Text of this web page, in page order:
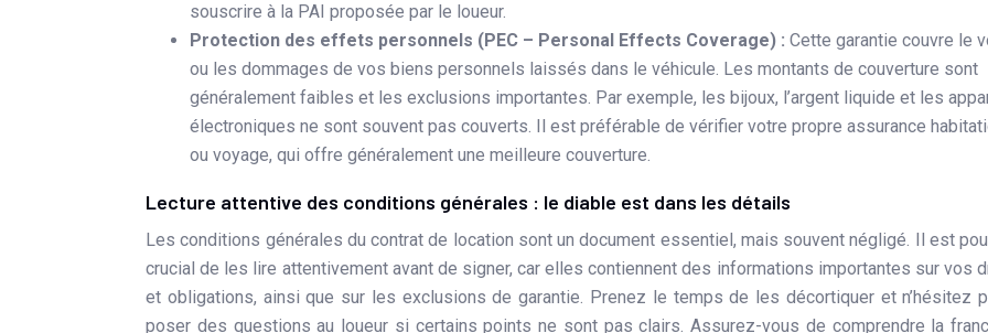
souscrire à la PAI proposée par le loueur.
Protection des effets personnels (PEC – Personal Effects Coverage) : Cette garantie couvre le
ou les dommages de vos biens personnels laissés dans le véhicule. Les montants de couverture sont
généralement faibles et les exclusions importantes. Par exemple, les bijoux, l’argent liquide et les
électroniques ne sont souvent pas couverts. Il est préférable de vérifier votre propre assurance
ou voyage, qui offre généralement une meilleure couverture.
Lecture attentive des conditions générales : le diable est dans les détails
Les conditions générales du contrat de location sont un document essentiel, mais souvent négligé. Il est
crucial de les lire attentivement avant de signer, car elles contiennent des informations importantes sur vos
et obligations, ainsi que sur les exclusions de garantie. Prenez le temps de les décortiquer et n’hésitez
poser des questions au loueur si certains points ne sont pas clairs. Assurez-vous de comprendre la